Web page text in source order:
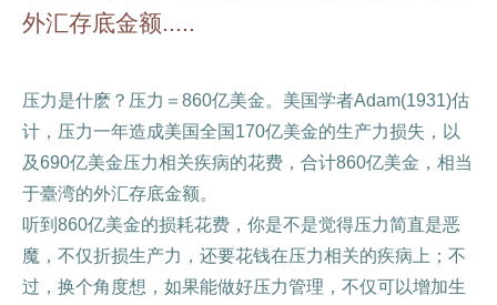
外汇存底金额.....
压力是什麽？压力＝860亿美金。美国学者Adam(1931)估
计，压力一年造成美国全国170亿美金的生产力损失，以
及690亿美金压力相关疾病的花费，合计860亿美金，相当
于臺湾的外汇存底金额。
听到860亿美金的损耗花费，你是不是觉得压力简直是恶
魔，不仅折损生产力，还要花钱在压力相关的疾病上；不
过，换个角度想，如果能做好压力管理，不仅可以增加生